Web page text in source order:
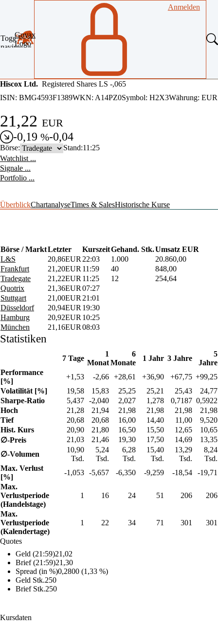
Toggle
navigation
Goyax
Logo
Anmelden
Hiscox Ltd. Registered Shares LS -,065
ISIN: BMG4593F1389WKN: A14PZ0Symbol: H2X3Währung: EUR
21,22 EUR
-0,19 %-0,04
Börse: Stand:11:25
Watchlist ...
Signale ...
Portfolio ...
ÜberblickChartanalyseTimes & SalesHistorische Kurse
Börse / MarktLetzter KurszeitGehand. Stk.Umsatz EUR
L&S
20,86EUR 22:03 1.000
20.860,00
Frankfurt
21,20EUR 11:59 40
848,00
Tradegate
21,22EUR 11:25 12
254,64
Quotrix
21,36EUR 07:27
Stuttgart
21,00EUR 21:01
Düsseldorf
20,94EUR 19:30
Hamburg
20,92EUR 10:25
München
21,16EUR 08:03
Statistiken
7 Tage
1
Monat
6
Monate
1 Jahr 3 Jahre
5
Jahre
Performance
[%]
+1,53 -2,66 +28,61 +36,90 +67,75 +99,25
Volatilität [%]
19,58 15,83 25,25 25,21 25,43
24,77
Sharpe-Ratio
5,437 -2,040 2,027 1,278 0,7187 0,5922
Hoch
21,28 21,94 21,98 21,98 21,98
21,98
Tief
20,68 20,68 16,00 14,40 11,00
9,520
Hist. Kurs
20,90 21,80 16,50 15,50 12,65
10,65
∅-Preis
21,03 21,46 19,30 17,50 14,69
13,35
∅-Volumen
10,90
Tsd.
5,24
Tsd.
6,28
Tsd.
15,40
Tsd.
13,29
Tsd.
8,24
Tsd.
Max. Verlust
[%]
-1,053 -5,657 -6,350 -9,259 -18,54
-19,71
Max.
Verlustperiode
(Handelstage)
1 16 24 51 206 206
Max.
Verlustperiode
(Kalendertage)
1 22 34 71 301 301
Quotes
Geld (21:59)21,02
Brief (21:59)21,30
Spread (in %)0,2800 (1,33 %)
Geld Stk.250
Brief Stk.250
Kursdaten